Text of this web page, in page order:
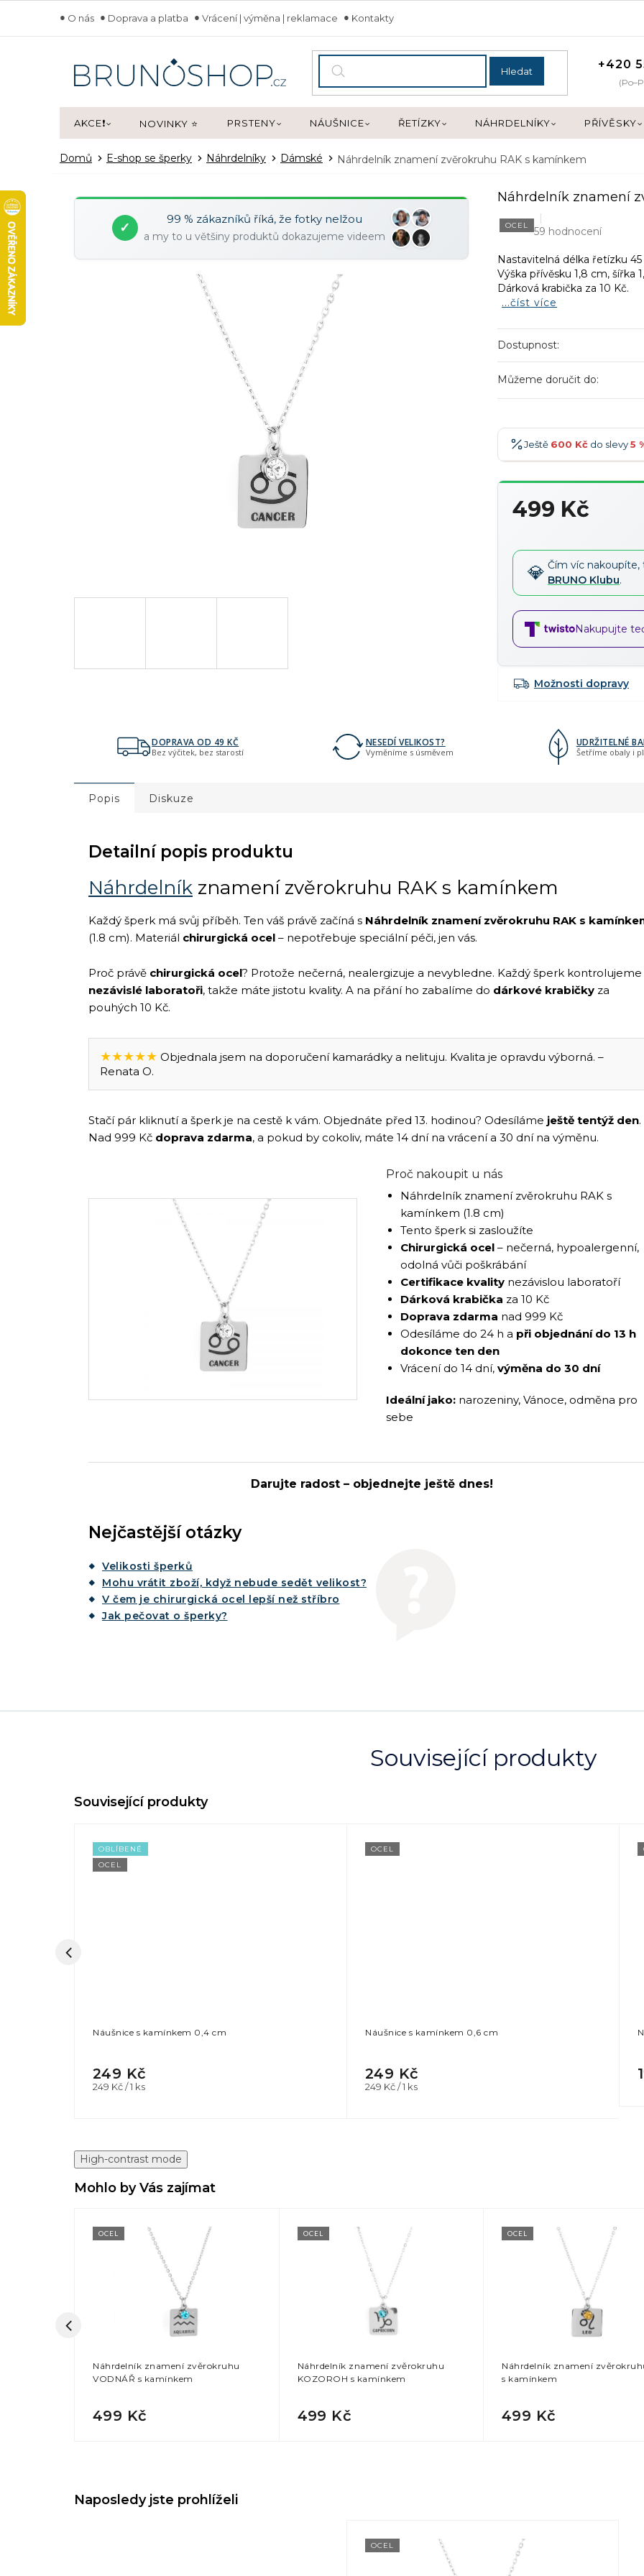
obsah
O nás Doprava a platba Vrácení | výměna | reklamace Kontakty
Hledat +420
AKCE❗ NOVINKY ⭐ PRSTENY NÁUŠNICE ŘETÍZKY NÁHRDELNÍKY PŘÍVĚSKY
Domů E-shop se šperky Náhrdelníky Dámské Náhrdelník znamení zvěrokruhu RAK s kamínkem
✓
99 % zákazníků říká, že fotky nelžou
a my to u většiny produktů dokazujeme videem
Náhrdelník znamení
OCEL 59 hodnocení
Nastavitelná délka řetízku 45
Výška přívěsku 1,8 cm, šířka
Dárková krabička za 10 Kč.
...číst více
Dostupnost:
Můžeme doručit do:
Ještě 600 Kč do slevy5
900 Kč →-7 %
1 500 Kč -15 %
499 Kč
Čím víc
BRUNO Klubu.
Nakupujte
Možnosti dopravy
DOPRAVA OD 49 KČ
Bez výčitek, bez starostí
NESEDÍ VELIKOST?
Vyměníme s úsměvem
UDRŽITELNÉ
Šetříme obaly i
Související produkty
OBLÍBENÉ
OCEL
Náušnice s kamínkem 0,4 cm
249 Kč
Měrná
249 Kč / 1 ks
OCEL
Náušnice s kamínkem 0,6 cm
249 Kč
Měrná
249 Kč / 1 ks
Popis Diskuze
Detailní popis produktu
Náhrdelník znamení zvěrokruhu RAK s kamínkem
Každý šperk má svůj příběh. Ten váš právě začíná s Náhrdelník znamení zvěrokruhu RAK s
(1.8 cm). Materiál chirurgická ocel – nepotřebuje speciální péči, jen vás.
Proč právě chirurgická ocel? Protože nečerná, nealergizuje a nevybledne. Každý šperk kontrolujeme
nezávislé laboratoři, takže máte jistotu kvality. A na přání ho zabalíme do dárkové krabičky za
pouhých 10 Kč.
★★★★★ Objednala jsem na doporučení kamarádky a nelituju. Kvalita je opravdu výborná. –
Renata O.
Stačí pár kliknutí a šperk je na cestě k vám. Objednáte před 13. hodinou? Odesíláme ještě tentýž den.
Nad 999 Kč doprava zdarma, a pokud by cokoliv, máte 14 dní na vrácení a 30 dní na výměnu.
Proč nakoupit u nás
Náhrdelník znamení zvěrokruhu RAK s
kamínkem (1.8 cm)
Tento šperk si zasloužíte
Chirurgická ocel – nečerná, hypoalergenní,
odolná vůči poškrábání
Certifikace kvality nezávislou laboratoří
Dárková krabička za 10 Kč
Doprava zdarma nad 999 Kč
Odesíláme do 24 h a při objednání do 13 h
dokonce ten den
Vrácení do 14 dní, výměna do 30 dní
Ideální jako: narozeniny, Vánoce, odměna pro
sebe
Darujte radost – objednejte ještě dnes!
Nejčastější otázky
Velikosti šperků
Mohu vrátit zboží, když nebude sedět velikost?
V čem je chirurgická ocel lepší než stříbro
Jak pečovat o šperky?
High-contrast mode
Mohlo by Vás zajímat
OCEL
Náhrdelník znamení zvěrokruhu
VODNÁŘ s kamínkem
499 Kč
OCEL
Náhrdelník znamení zvěrokruhu
KOZOROH s kamínkem
499 Kč
OCEL
Náhrdelník znamení
s kamínkem
499 Kč
Naposledy jste prohlíželi
OCEL